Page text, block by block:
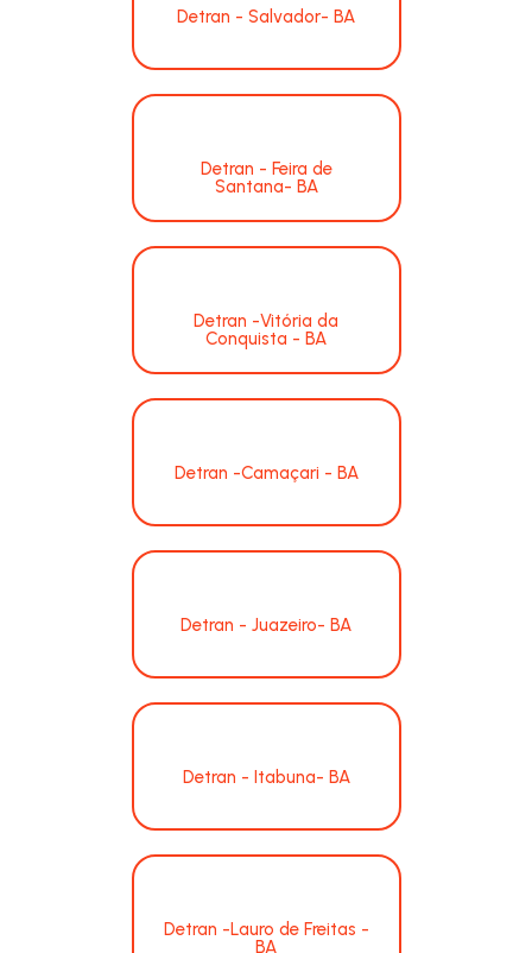
Detran - Salvador- BA
Detran - Feira de
Santana- BA
Detran -Vitória da
Conquista - BA
Detran -Camaçari - BA
Detran - Juazeiro- BA
Detran - Itabuna- BA
Detran -Lauro de Freitas -
BA